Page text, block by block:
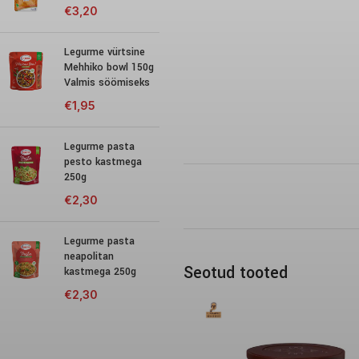
€3,20
Legurme vürtsine
Mehhiko bowl 150g
Valmis söömiseks
€1,95
Legurme pasta
pesto kastmega
250g
€2,30
Legurme pasta
neapolitan
kastmega 250g
€2,30
Seotud tooted